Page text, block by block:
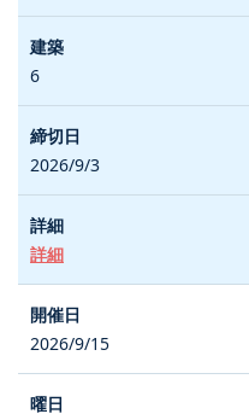
6
2026/9/3
詳細
2026/9/15